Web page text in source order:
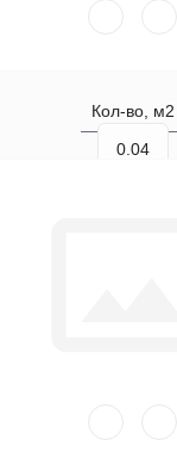
Кол-во, м2